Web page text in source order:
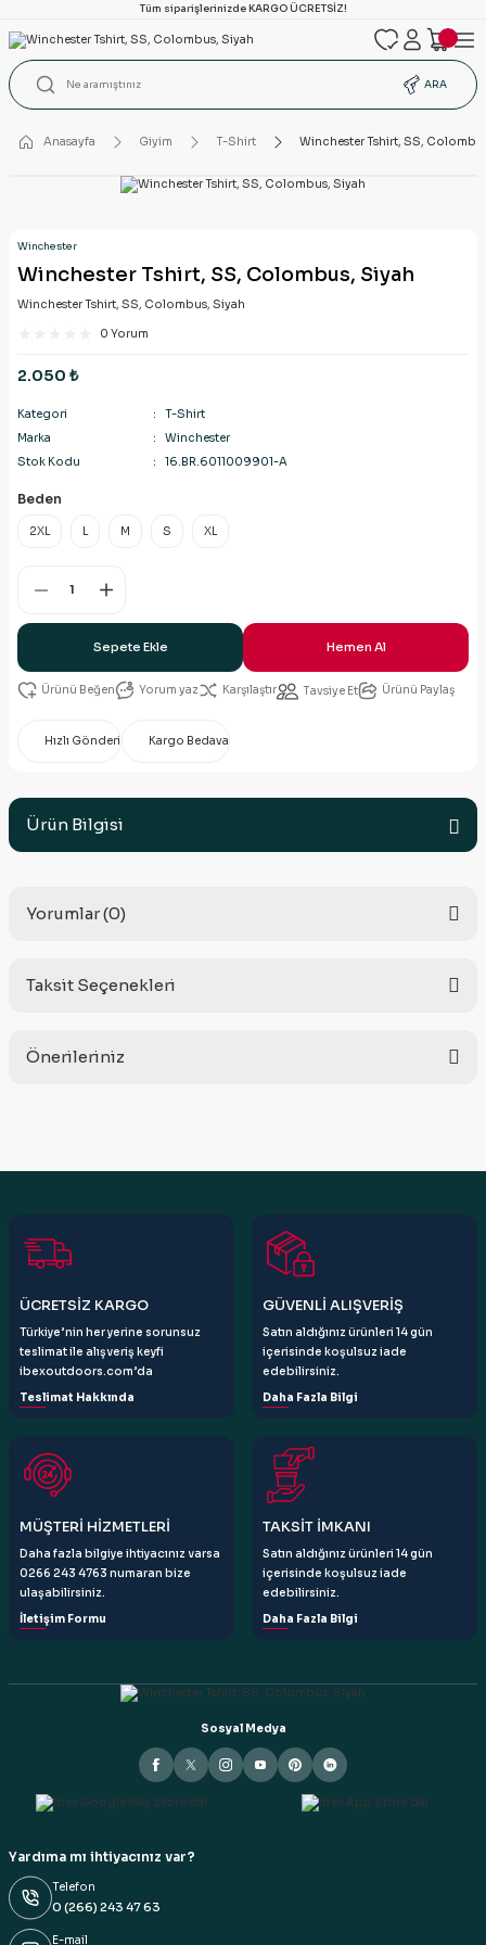
Tüm siparişlerinizde KARGO ÜCRETSİZ!
ARA
Anasayfa Giyim T-Shirt Winchester Tshirt, SS,
Winchester
Winchester Tshirt, SS, Colombus, Siyah
Winchester Tshirt, SS, Colombus, Siyah
0 Yorum
2.050 ₺
Kategori
T-Shirt
Marka
Winchester
Stok Kodu
16.BR.6011009901-A
Beden
2XL L M S XL
Sepete Ekle Hemen Al
Yorum yaz Karşılaştır Tavsiye Et Ürünü Paylaş
Hızlı Gönderi Kargo Bedava
Ürün Bilgisi
Yorumlar (0)
Taksit Seçenekleri
Önerileriniz
Görüş ve önerileriniz için teşekkür ederiz.
Ürün resmi kalitesiz, bozuk veya görüntülenemiyor.
Ürün açıklamasında eksik bilgiler bulunuyor.
Bu ürüne benzer farklı alternatifler olmalı.
Gönder
ÜCRETSİZ KARGO
Türkiye’nin her yerine sorunsuz
teslimat ile alışveriş keyfi
ibexoutdoors.com’da
Teslimat Hakkında
GÜVENLİ ALIŞVERİŞ
Satın aldığınız ürünleri 14 gün
içerisinde koşulsuz iade
edebilirsiniz.
Daha Fazla Bilgi
MÜŞTERİ HİZMETLERİ
Daha fazla bilgiye ihtiyacınız varsa
0266 243 4763 numaran bize
ulaşabilirsiniz.
İletişim Formu
TAKSİT İMKANI
Satın aldığınız ürünleri 14 gün
içerisinde koşulsuz iade
edebilirsiniz.
Daha Fazla Bilgi
Sosyal Medya
Yardıma mı ihtiyacınız var?
Telefon
0 (266) 243 47 63
E-mail